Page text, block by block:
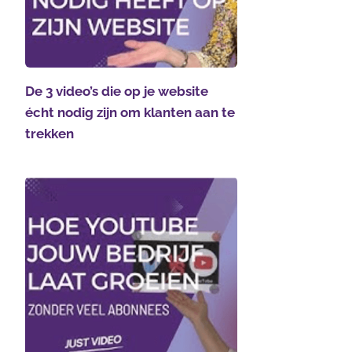
De 3 video’s die op je website
écht nodig zijn om klanten aan te
trekken